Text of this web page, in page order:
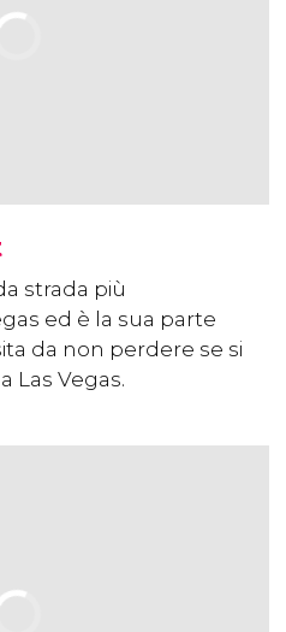
strada più
ed è la sua parte
da non perdere se si
Las Vegas.